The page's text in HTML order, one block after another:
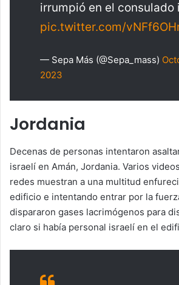
irrumpió en el consulado
pic.twitter.com/
— Sepa Más (@Sepa_mass)
2023
Jordania
Decenas de personas intentaron
israelí en Amán, Jordania. Varios
redes muestran a una multitud
edificio e intentando entrar por la
dispararon gases lacrimógenos para
claro si había personal israelí en el